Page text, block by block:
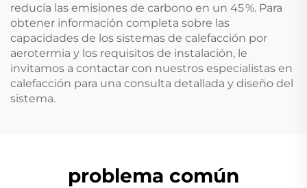
reducía las emisiones de carbono en un 45 %. Para
obtener información completa sobre las
capacidades de los sistemas de calefacción por
aerotermia y los requisitos de instalación, le
invitamos a contactar con nuestros especialistas en
calefacción para una consulta detallada y diseño del
sistema.
problema común